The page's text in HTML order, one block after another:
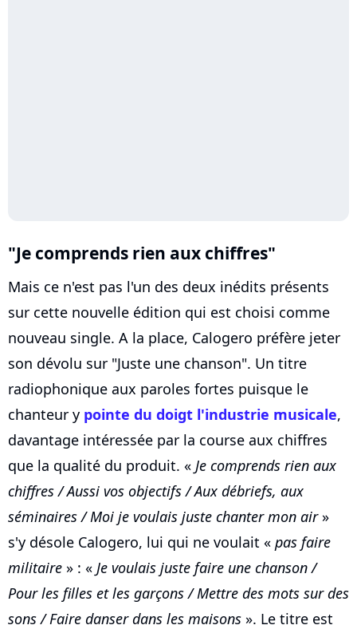
"Je comprends rien aux chiffres"
Mais ce n'est pas l'un des deux inédits présents
sur cette nouvelle édition qui est choisi comme
nouveau single. A la place, Calogero préfère jeter
son dévolu sur "Juste une chanson". Un titre
radiophonique aux paroles fortes puisque le
chanteur y pointe du doigt l'industrie musicale,
davantage intéressée par la course aux chiffres
que la qualité du produit. « Je comprends rien aux
chiffres / Aussi vos objectifs / Aux débriefs, aux
séminaires / Moi je voulais juste chanter mon air»
s'y désole Calogero, lui qui ne voulait « pas faire
militaire » : « Je voulais juste faire une chanson /
Pour les filles et les garçons / Mettre des mots sur des
sons / Faire danser dans les maisons ». Le titre est